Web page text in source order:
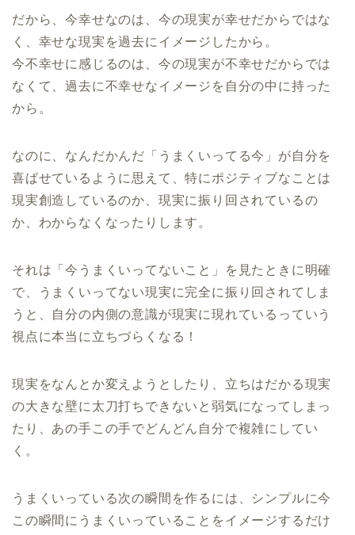
だから、今幸せなのは、今の現実が幸せだからではな
く、幸せな現実を過去にイメージしたから。
今不幸せに感じるのは、今の現実が不幸せだからでは
なくて、過去に不幸せなイメージを自分の中に持った
から。
なのに、なんだかんだ「うまくいってる今」が自分を
喜ばせているように思えて、特にポジティブなことは
現実創造しているのか、現実に振り回されているの
か、わからなくなったりします。
それは「今うまくいってないこと」を見たときに明確
で、うまくいってない現実に完全に振り回されてしま
うと、自分の内側の意識が現実に現れているっていう
視点に本当に立ちづらくなる！
現実をなんとか変えようとしたり、立ちはだかる現実
の大きな壁に太刀打ちできないと弱気になってしまっ
たり、あの手この手でどんどん自分で複雑にしてい
く。
うまくいっている次の瞬間を作るには、シンプルに今
この瞬間にうまくいっていることをイメージするだけ